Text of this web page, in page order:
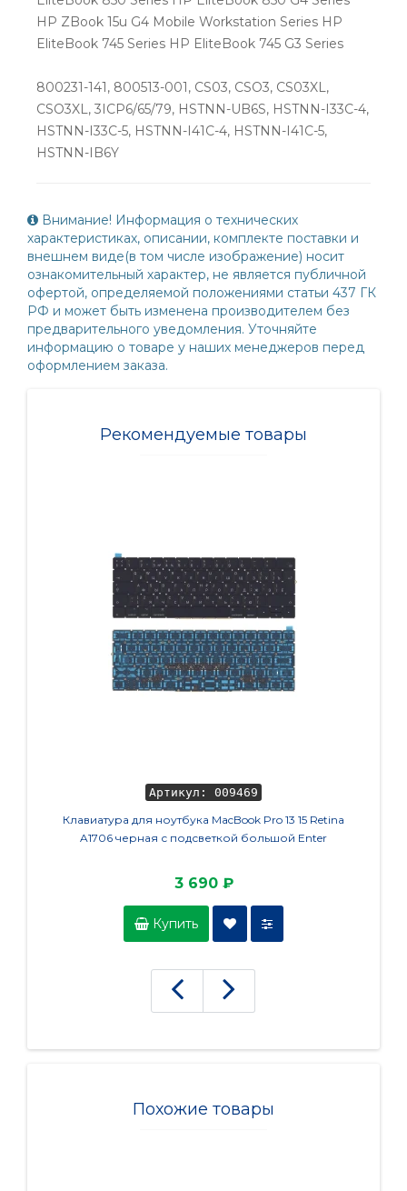
HP ZBook 15u G4 Mobile Workstation Series HP
EliteBook 745 Series HP EliteBook 745 G3 Series
800231-141, 800513-001, CS03, CSO3, CS03XL,
CSO3XL, 3ICP6/65/79, HSTNN-UB6S, HSTNN-I33C-4,
HSTNN-I33C-5, HSTNN-I41C-4, HSTNN-I41C-5,
HSTNN-IB6Y
Внимание! Информация о технических
характеристиках, описании, комплекте поставки и
внешнем виде(в том числе изображение) носит
ознакомительный характер, не является публичной
офертой, определяемой положениями статьи 437 ГК
РФ и может быть изменена производителем без
предварительного уведомления. Уточняйте
информацию о товаре у наших менеджеров перед
оформлением заказа.
Рекомендуемые товары
Артикул: 009469
Клавиатура для ноутбука MacBook Pro 13 15 Retina
A1706 черная с подсветкой большой Enter
3 690 ₽
Купить
Похожие товары